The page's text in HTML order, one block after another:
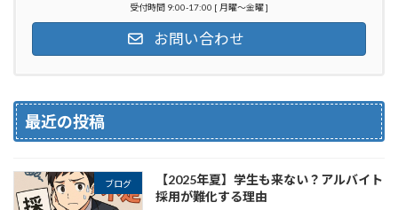
受付時間 9:00-17:00 [ 月曜～金曜 ]
お問い合わせ
最近の投稿
ブログ
【2025年夏】学生も来ない？アルバイト
採用が難化する理由